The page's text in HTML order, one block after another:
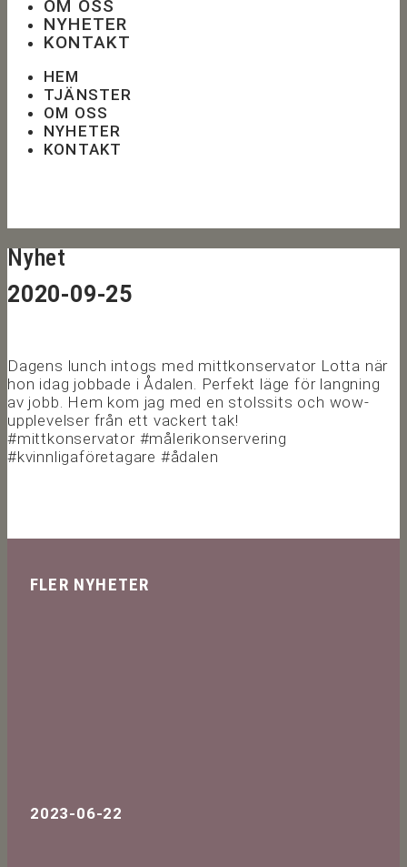
OM OSS
NYHETER
KONTAKT
HEM
TJÄNSTER
OM OSS
NYHETER
KONTAKT
Nyhet
2020-09-25
Dagens lunch intogs med mittkonservator Lotta när
hon idag jobbade i Ådalen. Perfekt läge för langning
av jobb. Hem kom jag med en stolssits och wow-
upplevelser från ett vackert tak!
#mittkonservator #målerikonservering
#kvinnligaföretagare #ådalen
FLER NYHETER
2023-06-22